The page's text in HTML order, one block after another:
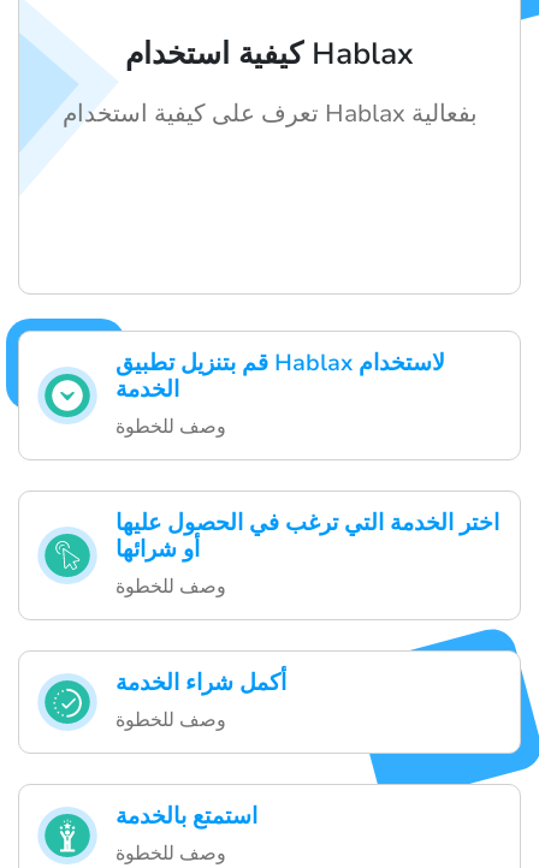
قم بتنزيل تطبيق Hablax لاستخدام
الخدمة
وصف للخطوة
اختر الخدمة التي ترغب في الحصول عليها
أو شرائها
وصف للخطوة
أكمل شراء الخدمة
وصف للخطوة
استمتع بالخدمة
وصف للخطوة
كيفية استخدام Hablax
تعرف على كيفية استخدام Hablax بفعالية